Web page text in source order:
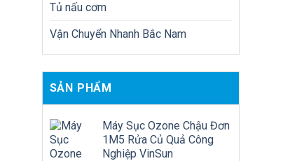
Tủ nấu cơm
Vận Chuyển Nhanh Bắc Nam
SẢN PHẨM
Máy Sục Ozone Chậu Đơn
1M5 Rửa Củ Quả Công
Nghiệp VinSun